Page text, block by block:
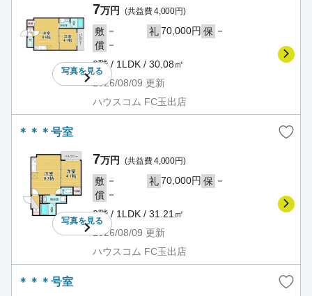
写真を見る
7万円 (共益費 4,000円)
敷 － 礼70,000円 保 －
償 －
2階 / 1LDK / 30.08㎡
2026/08/09 更新
ハウスコム FC玉出店
＊＊＊号室
写真を見る
7万円 (共益費 4,000円)
敷 － 礼70,000円 保 －
償 －
2階 / 1LDK / 31.21㎡
2026/08/09 更新
ハウスコム FC玉出店
＊＊＊号室